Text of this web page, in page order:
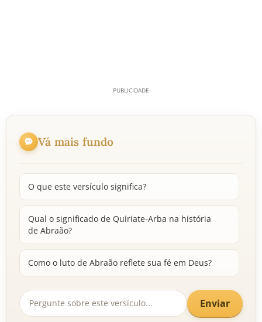
Vá mais fundo
O que este versículo significa?
Qual o significado de Quiriate-Arba na história
de Abraão?
Como o luto de Abraão reflete sua fé em Deus?
Enviar